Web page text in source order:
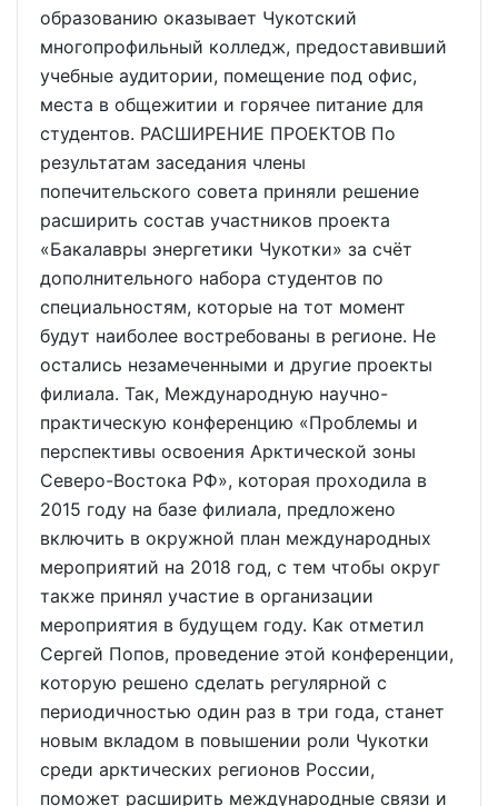
образованию оказывает Чукотский
многопрофильный колледж, предоставивший
учебные аудитории, помещение под офис,
места в общежитии и горячее питание для
студентов. РАСШИРЕНИЕ ПРОЕКТОВ По
результатам заседания члены
попечительского совета приняли решение
расширить состав участников проекта
«Бакалавры энергетики Чукотки» за счёт
дополнительного набора студентов по
специальностям, которые на тот момент
будут наиболее востребованы в регионе. Не
остались незамеченными и другие проекты
филиала. Так, Международную научно-
практическую конференцию «Проблемы и
перспективы освоения Арктической зоны
Северо-Востока РФ», которая проходила в
2015 году на базе филиала, предложено
включить в окружной план международных
мероприятий на 2018 год, с тем чтобы округ
также принял участие в организации
мероприятия в будущем году. Как отметил
Сергей Попов, проведение этой конференции,
которую решено сделать регулярной с
периодичностью один раз в три года, станет
новым вкладом в повышении роли Чукотки
среди арктических регионов России,
поможет расширить международные связи и